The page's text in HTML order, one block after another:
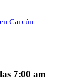
Cancún
7:00 am